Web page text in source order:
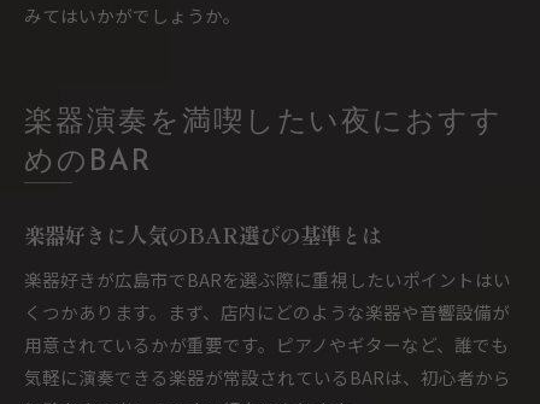
みてはいかがでしょうか。
楽器演奏を満喫したい夜におすす
めのBAR
楽器好きに人気のBAR選びの基準とは
楽器好きが広島市でBARを選ぶ際に重視したいポイントはい
くつかあります。まず、店内にどのような楽器や音響設備が
用意されているかが重要です。ピアノやギターなど、誰でも
気軽に演奏できる楽器が常設されているBARは、初心者から